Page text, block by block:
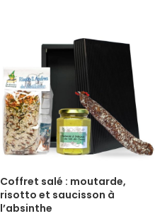
Coffret salé : moutarde,
risotto et saucisson à
l’absinthe